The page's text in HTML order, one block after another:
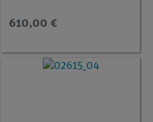
2
610,00 €